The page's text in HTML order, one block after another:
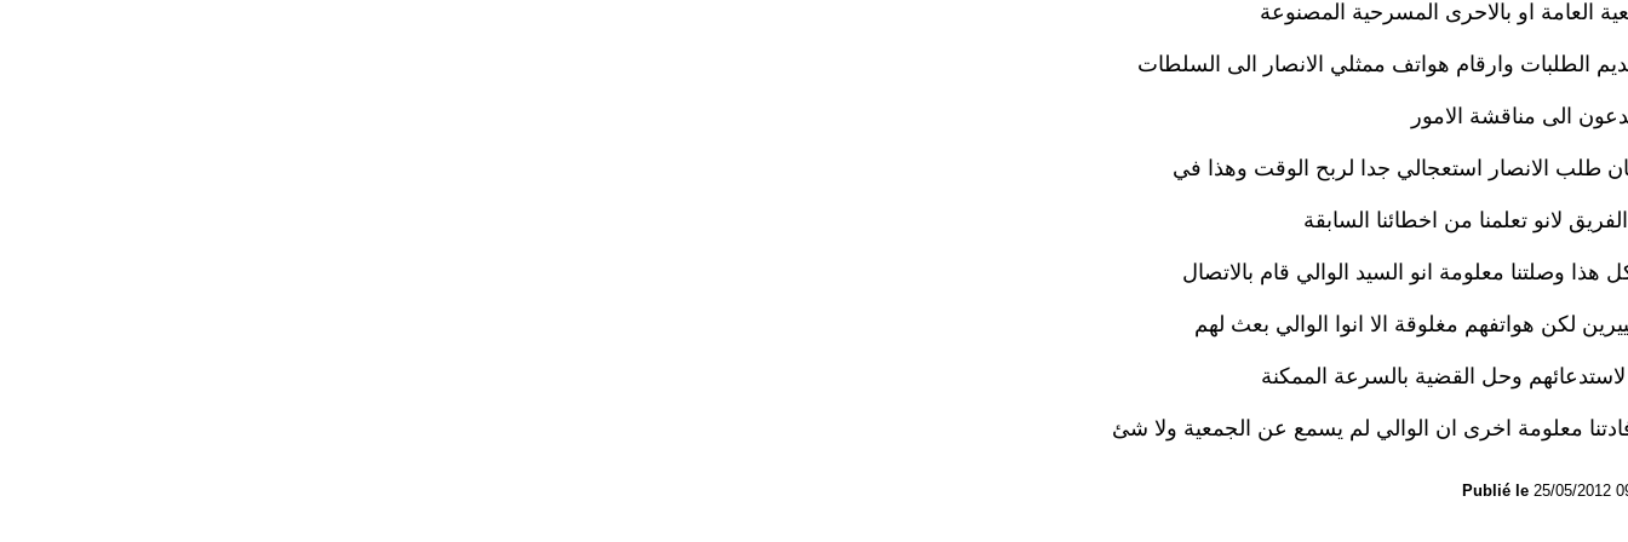
العامة او بالاحرى المسرحية المصنوعة
الطلبات وارقام هواتف ممثلي الانصار الى السلطات
الى مناقشة الامور
طلب الانصار استعجالي جدا لربح الوقت وهذا في
لانو تعلمنا من اخطائنا السابقة
هذا وصلتنا معلومة انو السيد الوالي قام بالاتصال
لكن هواتفهم مغلوقة الا انوا الوالي بعث لهم
لاستدعائهم وحل القضية بالسرعة الممكنة
معلومة اخرى ان الوالي لم يسمع عن الجمعية ولا شئ
Publié le 25/05/2012